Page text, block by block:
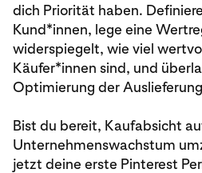
dich Priorität haben.
Kund*innen, lege eine
widerspiegelt, wie viel
Käufer*innen sind, und
Optimierung der
Bist du bereit, Kaufabsicht
Unternehmenswachstum
jetzt deine erste Pinterest